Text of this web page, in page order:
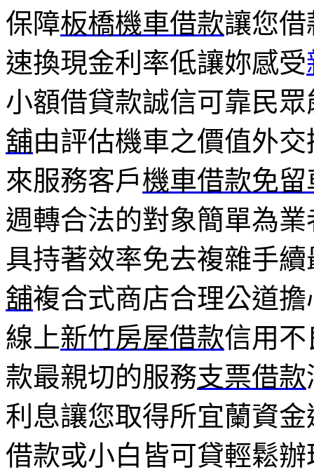
保障板橋機車借款讓您
速換現金利率低讓妳感受
小額借貸款誠信可靠民
舖由評估機車之價值外
來服務客戶機車借款免留
週轉合法的對象簡單為業
具持著效率免去複雜手
舖複合式商店合理公道
線上新竹房屋借款信用
款最親切的服務支票借款
利息讓您取得所宜蘭資金
借款或小白皆可貸輕鬆